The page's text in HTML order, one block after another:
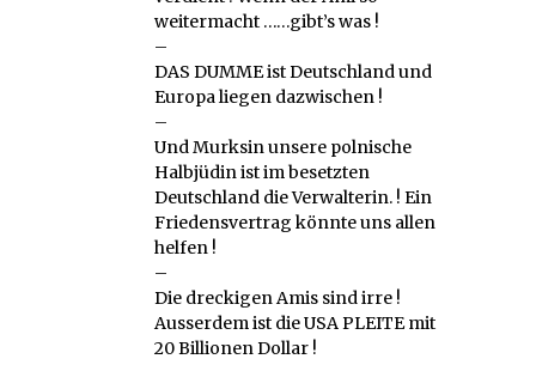
weitermacht ……gibt’s was !
–
DAS DUMME ist Deutschland und
Europa liegen dazwischen !
–
Und Murksin unsere polnische
Halbjüdin ist im besetzten
Deutschland die Verwalterin. ! Ein
Friedensvertrag könnte uns allen
helfen !
–
Die dreckigen Amis sind irre !
Ausserdem ist die USA PLEITE mit
20 Billionen Dollar !